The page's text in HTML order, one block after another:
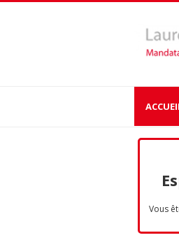
Vous